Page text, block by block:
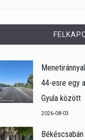
44-esre egy
Gyula között
2026-08-03